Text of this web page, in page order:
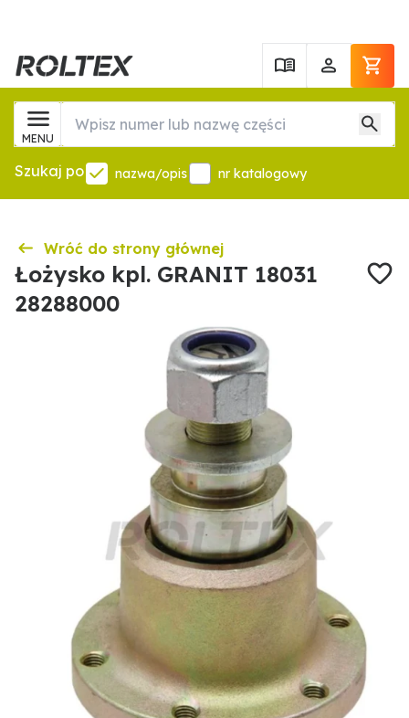
MENU
Szukaj po nazwa/opis nr katalogowy
Wróć do strony głównej
Łożysko kpl. GRANIT 18031
28288000